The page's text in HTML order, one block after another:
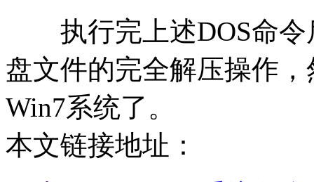
执行完上述DOS命令
盘文件的完全解压操作
Win7系统了。
本文链接地址：